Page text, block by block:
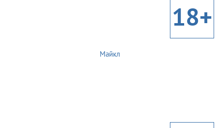
18+
Майкл